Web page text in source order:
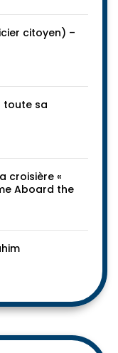
citoyen) –
toute sa
croisière «
Aboard the